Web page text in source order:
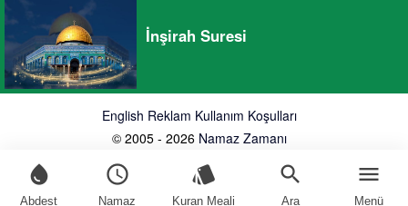
water_drop
Abdest
schedule
Namaz
style
Kuran Meali
search
Ara
menu
Menü
İnşirah Suresi
English Reklam Kullanım Koşulları
© 2005 - 2026 Namaz Zamanı